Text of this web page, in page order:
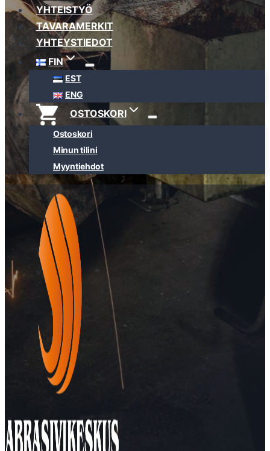
YHTEISTYÖ
TAVARAMERKIT
YHTEYSTIEDOT
FIN
EST
ENG
OSTOSKORI
Ostoskori
Minun tilini
Myyntiehdot